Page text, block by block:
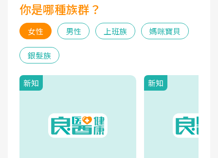
你是哪種族群？
女性 男性 上班族 媽咪寶貝
銀髮族
新知 新知